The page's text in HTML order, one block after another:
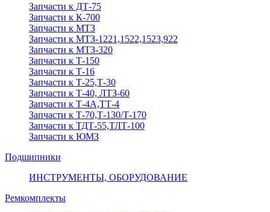
Запчасти к ДТ-75
Запчасти к К-700
Запчасти к МТЗ
Запчасти к МТЗ-1221,1522,1523,922
Запчасти к МТЗ-320
Запчасти к Т-150
Запчасти к Т-16
Запчасти к Т-25,Т-30
Запчасти к Т-40, ЛТЗ-60
Запчасти к Т-4А,ТТ-4
Запчасти к Т-70,Т-130/Т-170
Запчасти к ТДТ-55,ТЛТ-100
Запчасти к ЮМЗ
Подшипники
ИНСТРУМЕНТЫ, ОБОРУДОВАНИЕ
Ремкомплекты